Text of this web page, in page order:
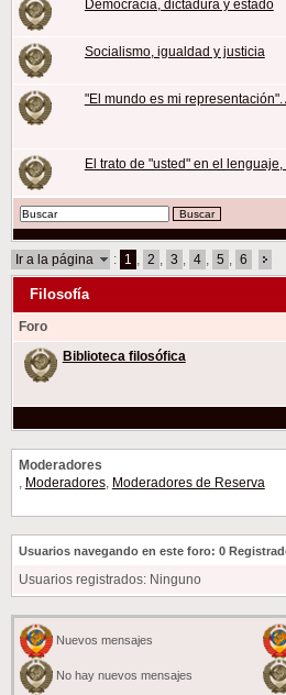
Democracia, dictadura y estado
Socialismo, igualdad y justicia
"El mundo es mi representación".
El trato de "usted" en el
Ir a la página : 1 2 3 4 5 6
Filosofía
Foro
Biblioteca filosófica
Moderadores
Moderadores, Moderadores de Reserva
Usuarios navegando en este foro: 0
Usuarios registrados: Ninguno
Nuevos mensajes
No hay nuevos mensajes